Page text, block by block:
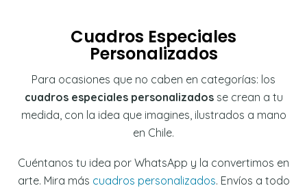
Cuadros Especiales
Personalizados
Para ocasiones que no caben en categorías: los
cuadros especiales personalizadosse crean a tu
medida, con la idea que imagines, ilustrados a mano
en Chile.
Cuéntanos tu idea por WhatsApp y la convertimos en
arte. Mira más cuadros personalizados. Envíos a todo